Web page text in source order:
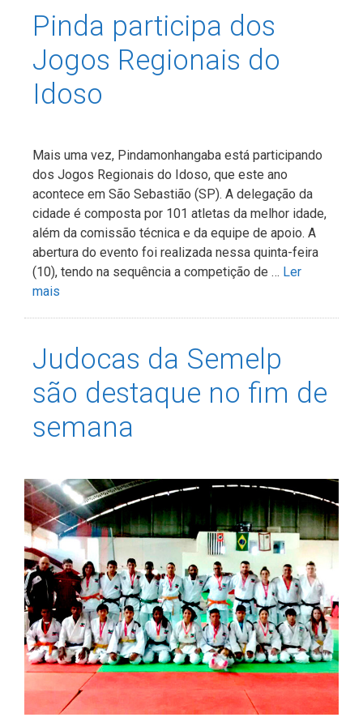
Pinda participa dos
Jogos Regionais do
Idoso
Mais uma vez, Pindamonhangaba está participando
dos Jogos Regionais do Idoso, que este ano
acontece em São Sebastião (SP). A delegação da
cidade é composta por 101 atletas da melhor idade,
além da comissão técnica e da equipe de apoio. A
abertura do evento foi realizada nessa quinta-feira
(10), tendo na sequência a competição de … Ler
mais
Judocas da Semelp
são destaque no fim de
semana